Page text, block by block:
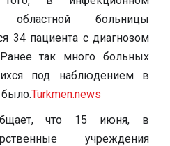
больницы
34 пациента с диагнозом
так много больных
под наблюдением в
Turkmen.news
что 15 июня, в
учреждения